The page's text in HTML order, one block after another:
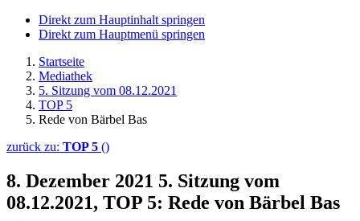
Direkt zum Hauptinhalt springen
Direkt zum Hauptmenü springen
Startseite
Mediathek
5. Sitzung vom 08.12.2021
TOP 5
Rede von Bärbel Bas
zurück zu: TOP 5 ()
8. Dezember 2021 5. Sitzung vom
08.12.2021, TOP 5: Rede von Bärbel Bas